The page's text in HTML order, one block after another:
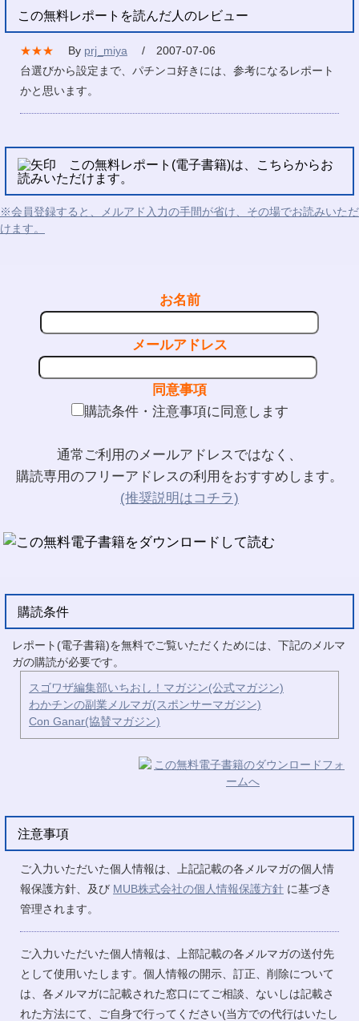
この無料レポートを読んだ人のレビュー
★★★ By prj_miya
/ 2007-07-06
台選びから設定まで、パチンコ好きには、参考になるレポート
かと思います。
この無料レポート(電子書籍)は、こちらからお
読みいただけます。
※会員登録すると、メルアド入力の手間が省け、その場でお読みいただ
けます。
お名前
メールアドレス
同意事項
購読条件・注意事項に同意します
通常ご利用のメールアドレスではなく、
購読専用のフリーアドレスの利用をおすすめします。
(推奨説明はコチラ)
購読条件
レポート(電子書籍)を無料でご覧いただくためには、下記のメルマ
ガの購読が必要です。
スゴワザ編集部いちおし！マガジン(公式マガジン)
わかチンの副業メルマガ(スポンサーマガジン)
Con Ganar(協賛マガジン)
注意事項
ご入力いただいた個人情報は、上記記載の各メルマガの個人情
報保護方針、及び MUB株式会社の個人情報保護方針 に基づき
管理されます。
ご入力いただいた個人情報は、上部記載の各メルマガの送付先
として使用いたします。個人情報の開示、訂正、削除について
は、各メルマガに記載された窓口にてご相談、ないしは記載さ
れた方法にて、ご自身で行ってください(当方での代行はいたし